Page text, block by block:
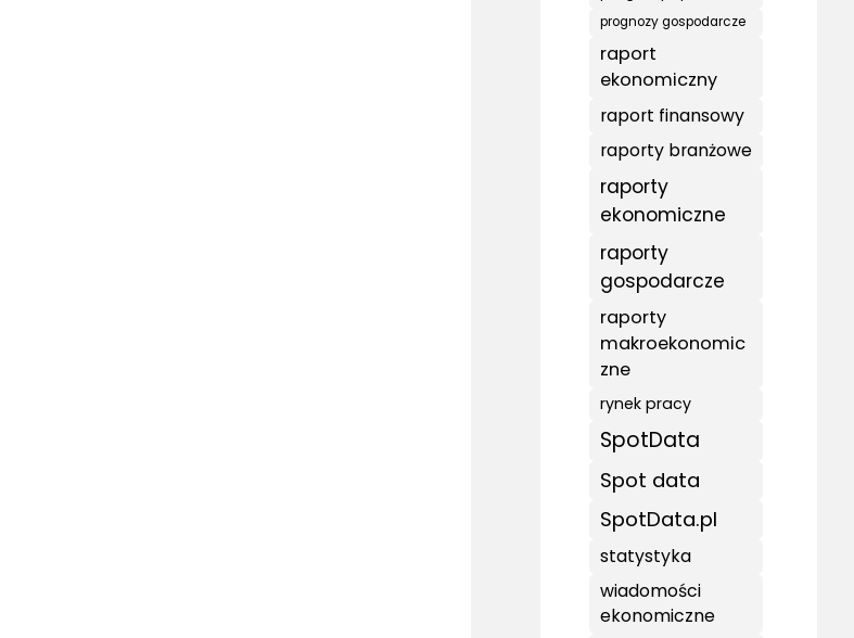
prognozy gospodarcze
raport
ekonomiczny
raport finansowy
raporty branżowe
raporty
ekonomiczne
raporty
gospodarcze
raporty
makroekonomic
zne
rynek pracy
SpotData
Spot data
SpotData.pl
statystyka
wiadomości
ekonomiczne